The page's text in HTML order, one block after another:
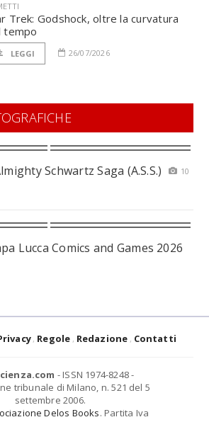
Trek: Godshock, oltre la curvatura
tempo
LEGGI 26/07/2026
Schwartz Saga (A.S.S.)
10
Lucca Comics and Games 2026
Regole Redazione Contatti
- ISSN 1974-8248 -
tribunale di Milano, n. 521 del 5
settembre 2006.
Delos Books. Partita Iva